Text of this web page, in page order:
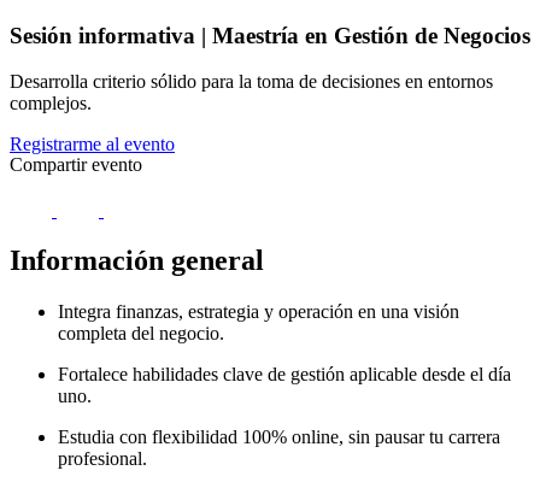
Sesión informativa | Maestría en Gestión de Negocios
Desarrolla criterio sólido para la toma de decisiones en entornos
complejos.
Registrarme al evento
Compartir evento
Información general
Integra finanzas, estrategia y operación en una visión
completa del negocio.
Fortalece habilidades clave de gestión aplicable desde el día
uno.
Estudia con flexibilidad 100% online, sin pausar tu carrera
profesional.